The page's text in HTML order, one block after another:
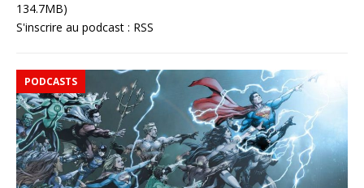
134.7MB)
S'inscrire au podcast : RSS
PODCASTS